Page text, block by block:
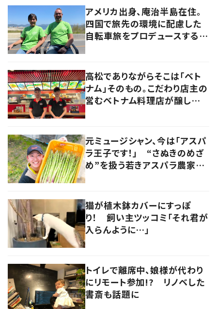
アメリカ出身、庵治半島在住。
四国で旅先の環境に配慮した
自転車旅をプロデュースする
高松でありながらそこは「ベト
ナム」そのもの。こだわり店主の
営むベトナム料理店が醸し出す
元ミュージシャン、今は「アスパ
ラ王子です！」 “さぬきのめざ
め”を扱う若きアスパラ農家の
猫が植木鉢カバーにすっぽ
り！ 飼い主ツッコミ「それ君が
入らんように…」
トイレで離席中、娘様が代わり
にリモート参加!? リノベした
書斎も話題に